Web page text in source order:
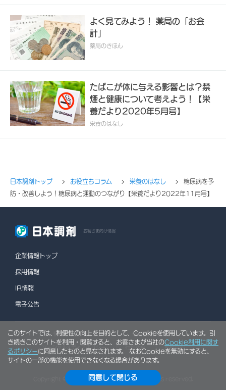
よく見てみよう！ 薬局の「お会
計」
薬局のきほん
たばこが体に与える影響とは？禁
煙と健康について考えよう！【栄
養だより2020年5月号】
栄養のはなし
日本調剤トップ お役立ちコラム 栄養のはなし
糖尿病を予
防・改善しよう！糖尿病と運動のつながり【栄養だより2022年11月号】
お客さま向け情報
企業情報トップ
採用情報
IR情報
電子公告
情報セキュリティポリシー 個人情報保護方針
ソーシャルメディアポリシー 行動計画 利用規約
サイトマップ
Copyright © NIHON CHOUZAI Co., Ltd. All rights reserved.
このサイトでは、利便性の向上を目的として、Cookieを使用しています。引
き続きこのサイトを利用・閲覧すると、お客さまが当社のCookie利用に関す
るポリシーに同意したものと見なされます。 なおCookieを無効にすると、
サイトの一部の機能を使用できなくなる場合があります。
同意して閉じる